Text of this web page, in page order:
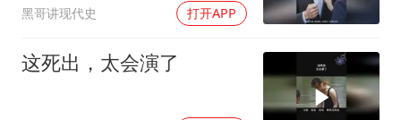
黑哥讲现代史 打开APP
这死出，太会演了